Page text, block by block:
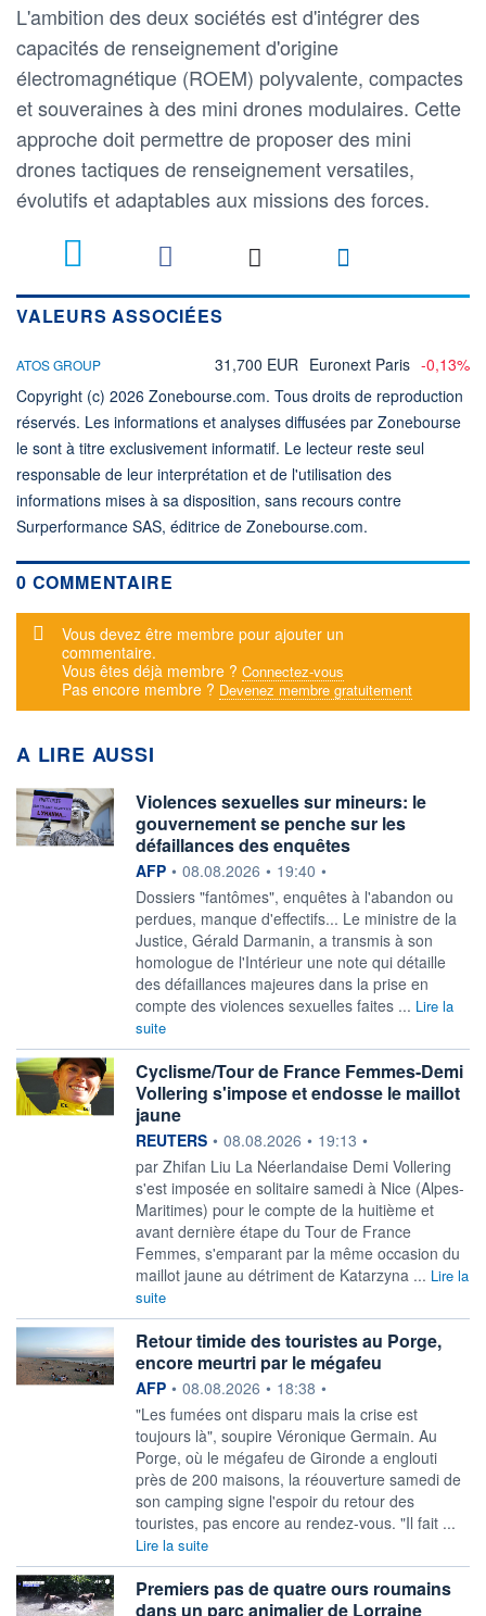
L'ambition des deux sociétés est d'intégrer des
capacités de renseignement d'origine
électromagnétique (ROEM) polyvalente, compactes
et souveraines à des mini drones modulaires. Cette
approche doit permettre de proposer des mini
drones tactiques de renseignement versatiles,
évolutifs et adaptables aux missions des forces.
VALEURS ASSOCIÉES
ATOS GROUP 31,700 EUR Euronext Paris -0,13%
Copyright (c) 2026 Zonebourse.com. Tous droits de reproduction
réservés. Les informations et analyses diffusées par Zonebourse
le sont à titre exclusivement informatif. Le lecteur reste seul
responsable de leur interprétation et de l'utilisation des
informations mises à sa disposition, sans recours contre
Surperformance SAS, éditrice de Zonebourse.com.
0 COMMENTAIRE
Message d'alerte
Vous devez être membre pour ajouter un
commentaire.
Vous êtes déjà membre ? Connectez-vous
Pas encore membre ? Devenez membre gratuitement
A LIRE AUSSI
Violences sexuelles sur mineurs: le
gouvernement se penche sur les
défaillances des enquêtes
information fournie par
AFP • 08.08.2026 • 19:40 •
Dossiers "fantômes", enquêtes à l'abandon ou
perdues, manque d'effectifs... Le ministre de la
Justice, Gérald Darmanin, a transmis à son
homologue de l'Intérieur une note qui détaille
des défaillances majeures dans la prise en
compte des violences sexuelles faites ... Lire la
suite
Cyclisme/Tour de France Femmes-Demi
Vollering s'impose et endosse le maillot
jaune
information fournie par
REUTERS • 08.08.2026 • 19:13 •
par Zhifan Liu La Néerlandaise Demi Vollering
s'est imposée en solitaire ‌samedi à Nice (Alpes-
Maritimes) pour le compte de la huitième et
avant dernière étape du Tour de France
Femmes, s'emparant par la même ​occasion du
maillot jaune au détriment de Katarzyna ... Lire la
suite
Retour timide des touristes au Porge,
encore meurtri par le mégafeu
information fournie par
AFP • 08.08.2026 • 18:38 •
"Les fumées ont disparu mais la crise est
toujours là", soupire Véronique Germain. Au
Porge, où le mégafeu de Gironde a englouti
près de 200 maisons, la réouverture samedi de
son camping signe l'espoir du retour des
touristes, pas encore au rendez-vous. "Il fait ...
Lire la suite
Premiers pas de quatre ours roumains
dans un parc animalier de Lorraine